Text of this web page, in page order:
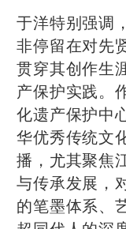
于洋特别强调
非停留在对先
贯穿其创作生
产保护实践。
化遗产保护中
华优秀传统文
播，尤其聚焦
与传承发展，
的笔墨体系、